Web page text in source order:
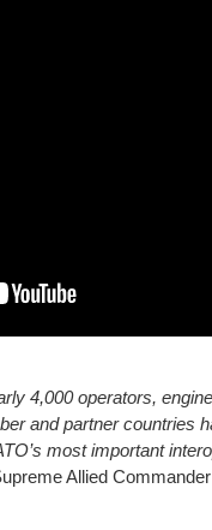
4,000 operators,
and partner countries
most important
Allied